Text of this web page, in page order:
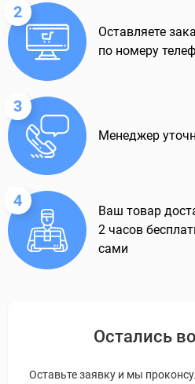
2
Оставляете
по номеру
3
Менеджер
4
Ваш товар
2 часов
сами
Остались
Оставьте заявку и мы